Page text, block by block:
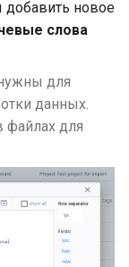
новое
слова
для
данных.
файлах для